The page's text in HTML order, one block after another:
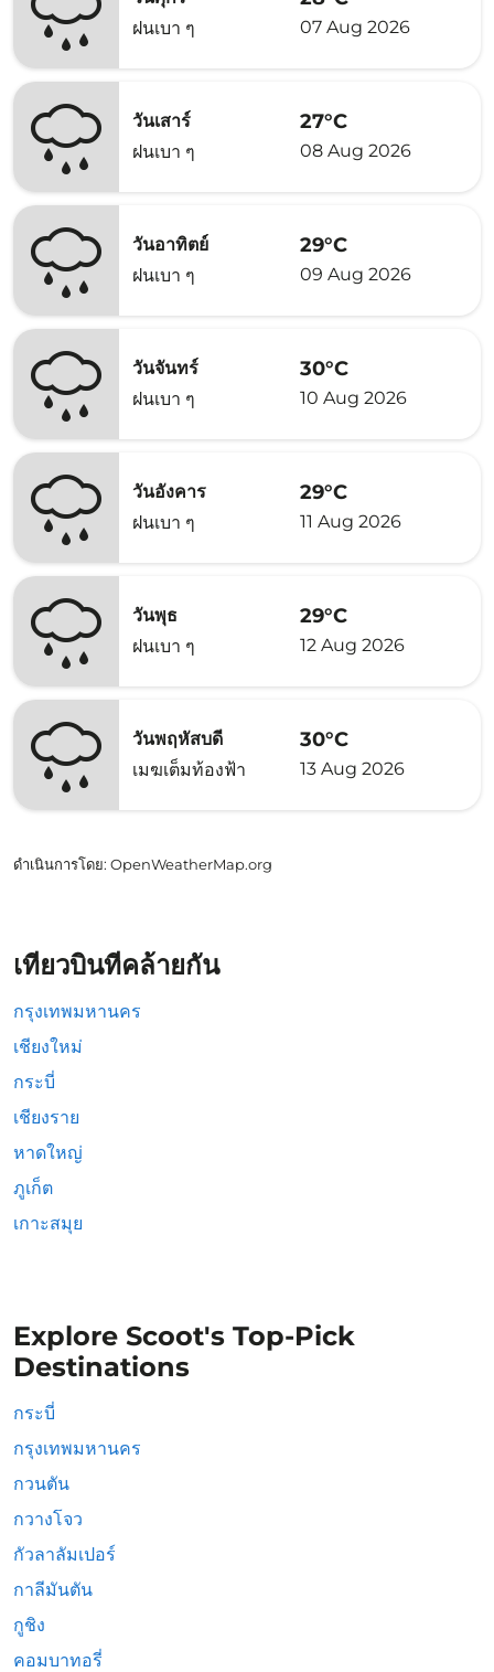
ฝนเบา ๆ
07 Aug 2026
วันเสาร์
ฝนเบา ๆ
27°C
08 Aug 2026
วันอาทิตย์
ฝนเบา ๆ
29°C
09 Aug 2026
วันจันทร์
ฝนเบา ๆ
30°C
10 Aug 2026
วันอังคาร
ฝนเบา ๆ
29°C
11 Aug 2026
วันพุธ
ฝนเบา ๆ
29°C
12 Aug 2026
วันพฤหัสบดี
เมฆเต็มท้องฟ้า
30°C
13 Aug 2026
ดำเนินการโดย: OpenWeatherMap.org
เที่ยวบินที่คล้ายกัน
กรุงเทพมหานคร
เชียงใหม่
กระบี่
เชียงราย
หาดใหญ่
ภูเก็ต
เกาะสมุย
Explore Scoot's Top-Pick
Destinations
กระบี่
กรุงเทพมหานคร
กวนตัน
กวางโจว
กัวลาลัมเปอร์
กาลีมันตัน
กูชิง
คอมบาทอรี่